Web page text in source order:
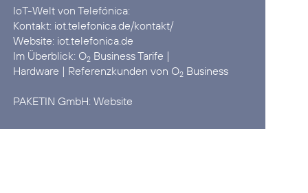
IoT-Welt von Telefónica:
Kontakt: iot.telefonica.de/kontakt/
Website: iot.telefonica.de
Im Überblick: O2 Business Tarife
Hardware | Referenzkunden von O2 Business
PAKETIN GmbH:Website